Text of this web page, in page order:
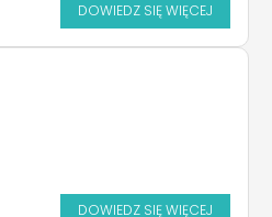
DOWIEDZ SIĘ WIĘCEJ
DOWIEDZ SIĘ WIĘCEJ